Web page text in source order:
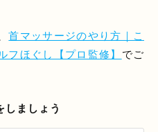
首マッサージのやり方｜こ
フほぐし【プロ監修】 でご
しましょう